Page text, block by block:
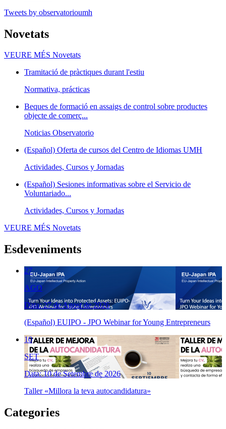
Tweets by observatorioumh
Novetats
VEURE MÉS Novetats
Tramitació de pràctiques durant l'estiu
Normativa, prácticas
Beques de formació en assaigs de control sobre productes
objecte de comerç...
Noticias Observatorio
(Español) Oferta de cursos del Centro de Idiomas UMH
Actividades, Cursos y Jornadas
(Español) Sesiones informativas sobre el Servicio de
Voluntariado...
Actividades, Cursos y Jornadas
VEURE MÉS Novetats
Esdeveniments
27
AGO
Data: 27 de Agost de 2026
(Español) EUIPO - JPO Webinar for Young Entrepreneurs
10
SET
Data: 10 de Setembre de 2026
Taller «Millora la teva autocandidatura»
Categories